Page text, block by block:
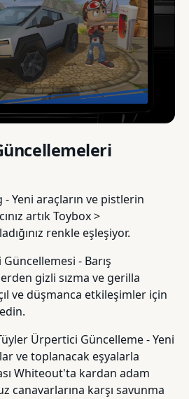
- Yeni araçların ve pistlerin
artık Toybox >
renkle eşleşiyor.
- Barış
gizli sızma ve gerilla
ve düşmanca etkileşimler için
Ürpertici Güncelleme - Yeni
ve toplanacak eşyalarla
Whiteout'ta kardan adam
canavarlarına karşı savunma